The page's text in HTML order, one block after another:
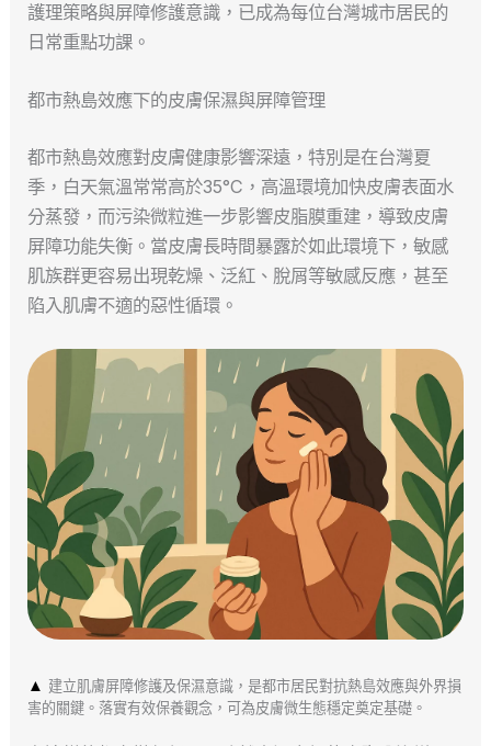
護理策略與屏障修護意識，已成為每位台灣城市居民的
日常重點功課。
都市熱島效應下的皮膚保濕與屏障管理
都市熱島效應對皮膚健康影響深遠，特別是在台灣夏
季，白天氣溫常常高於35°C，高溫環境加快皮膚表面水
分蒸發，而污染微粒進一步影響皮脂膜重建，導致皮膚
屏障功能失衡。當皮膚長時間暴露於如此環境下，敏感
肌族群更容易出現乾燥、泛紅、脫屑等敏感反應，甚至
陷入肌膚不適的惡性循環。
▲ 建立肌膚屏障修護及保濕意識，是都市居民對抗熱島效應與外界損
害的關鍵。落實有效保養觀念，可為皮膚微生態穩定奠定基礎。